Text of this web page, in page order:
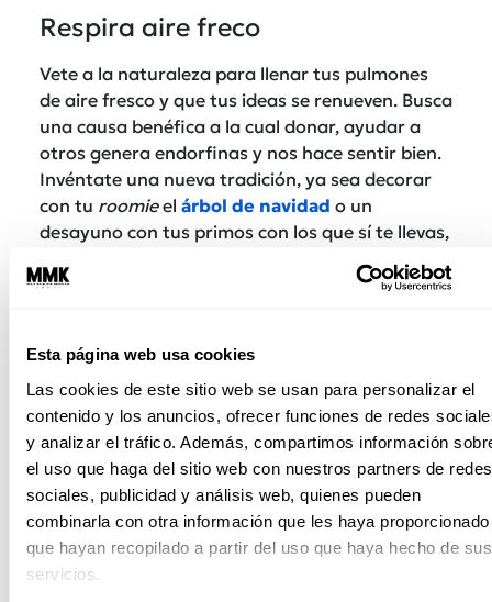
Esta página web usa cookies
Las cookies de este sitio web se usan para personalizar el
contenido y los anuncios, ofrecer funciones de redes
y analizar el tráfico. Además, compartimos información
el uso que haga del sitio web con nuestros partners de redes
sociales, publicidad y análisis web, quienes pueden
combinarla con otra información que les haya proporcionado
que hayan recopilado a partir del uso que haya hecho de sus
servicios.
Respira aire freco
Vete a la naturaleza para llenar tus pulmones
de aire fresco y que tus ideas se renueven. Busca
una causa benéfica a la cual donar, ayudar a
otros genera endorfinas y nos hace sentir bien.
Invéntate una nueva tradición, ya sea decorar
con tu roomieel árbol de navidad o un
desayuno con tus primos con los que sí te llevas,
Libérate de todos los compromisos a los que no